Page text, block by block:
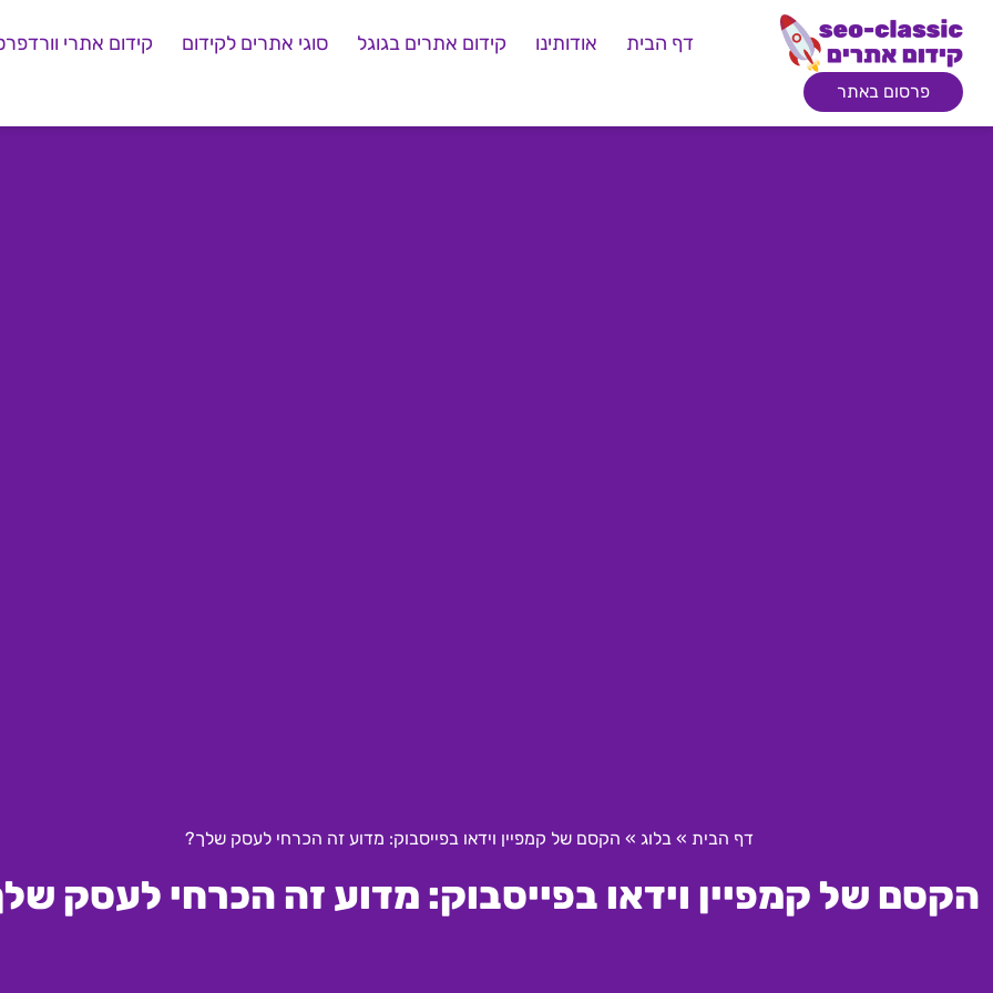
דף הבית אודותינו קידום אתרים בגוגל סוגי אתרים לקידום קידום אתרי
פרסום באתר
דף הבית »בלוג » הקסם של קמפיין וידאו בפייסבוק: מדוע זה הכרחי לעסק שלך?
הקסם של קמפיין וידאו בפייסבוק: מדוע זה הכרחי לעסק